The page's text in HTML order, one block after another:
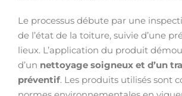
Le processus débute par une
de l’état de la toiture, suivie d’une
lieux. L’application du produit
d’un nettoyage soigneux et d’un
préventif. Les produits utilisés sont